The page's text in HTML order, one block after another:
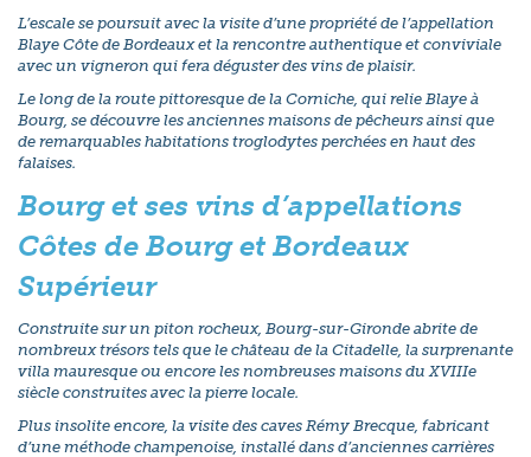
L’escale se poursuit avec la visite d’une propriété de l’appellation
Blaye Côte de Bordeaux et la rencontre authentique et conviviale
avec un vigneron qui fera déguster des vins de plaisir.
Le long de la route pittoresque de la Corniche, qui relie Blaye à
Bourg, se découvre les anciennes maisons de pêcheurs ainsi que
de remarquables habitations troglodytes perchées en haut des
falaises.
Bourg et ses vins d’appellations
Côtes de Bourg et Bordeaux
Supérieur
Construite sur un piton rocheux, Bourg-sur-Gironde abrite de
nombreux trésors tels que le château de la Citadelle, la surprenante
villa mauresque ou encore les nombreuses maisons du XVIIIe
siècle construites avec la pierre locale.
Plus insolite encore, la visite des caves Rémy Brecque, fabricant
d’une méthode champenoise, installé dans d’anciennes carrières